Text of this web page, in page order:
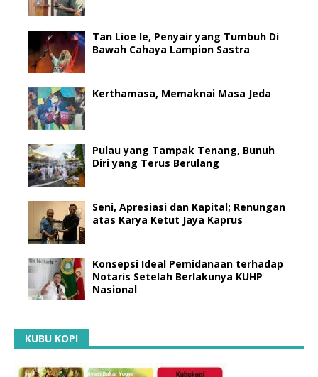
Tan Lioe Ie, Penyair yang Tumbuh Di
Bawah Cahaya Lampion Sastra
Kerthamasa, Memaknai Masa Jeda
Pulau yang Tampak Tenang, Bunuh
Diri yang Terus Berulang
Seni, Apresiasi dan Kapital; Renungan
atas Karya Ketut Jaya Kaprus
Konsepsi Ideal Pemidanaan terhadap
Notaris Setelah Berlakunya KUHP
Nasional
KUBU KOPI